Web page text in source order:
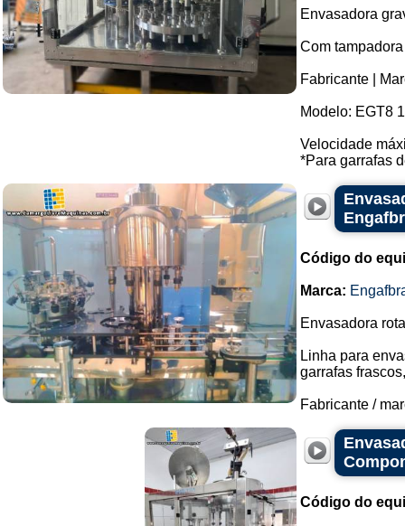
Envasadora
Com
Fabricante |
Modelo: EGT8
Velocidade
*Para garrafas
Código do
Marca:
Envasadora
Linha para
garrafas
Fabricante /
Código do